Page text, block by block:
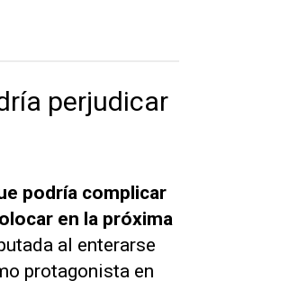
perjudicar
podría complicar
en la próxima
al enterarse
protagonista en